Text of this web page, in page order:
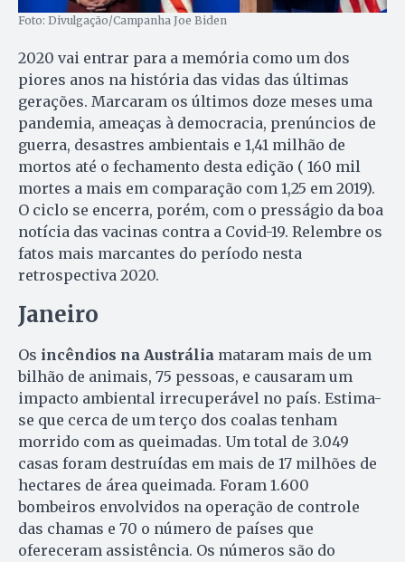
Foto: Divulgação/Campanha Joe Biden
2020 vai entrar para a memória como um dos
piores anos na história das vidas das últimas
gerações. Marcaram os últimos doze meses uma
pandemia, ameaças à democracia, prenúncios de
guerra, desastres ambientais e 1,41 milhão de
mortos até o fechamento desta edição ( 160 mil
mortes a mais em comparação com 1,25 em 2019).
O ciclo se encerra, porém, com o presságio da boa
notícia das vacinas contra a Covid-19. Relembre os
fatos mais marcantes do período nesta
retrospectiva 2020.
Janeiro
Os incêndios na Austrália mataram mais de um
bilhão de animais, 75 pessoas, e causaram um
impacto ambiental irrecuperável no país. Estima-
se que cerca de um terço dos coalas tenham
morrido com as queimadas. Um total de 3.049
casas foram destruídas em mais de 17 milhões de
hectares de área queimada. Foram 1.600
bombeiros envolvidos na operação de controle
das chamas e 70 o número de países que
ofereceram assistência. Os números são do